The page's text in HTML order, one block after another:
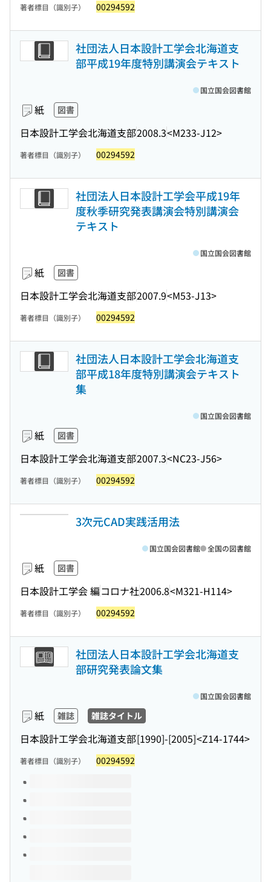
著者標目（識別子） 00294592
社団法人日本設計工学会北海道支
部平成19年度特別講演会テキスト
紙 図書
日本設計工学会北海道支部2008.3<M233-J12>
国立国会図書館
著者標目（識別子） 00294592
社団法人日本設計工学会平成19年
度秋季研究発表講演会特別講演会
テキスト
紙 図書
日本設計工学会北海道支部2007.9<M53-J13>
国立国会図書館
著者標目（識別子） 00294592
社団法人日本設計工学会北海道支
部平成18年度特別講演会テキスト
集
紙 図書
日本設計工学会北海道支部2007.3<NC23-J56>
国立国会図書館
著者標目（識別子） 00294592
3次元CAD実践活用法
紙 図書
日本設計工学会 編コロナ社2006.8<M321-H114>
国立国会図書館 全国の図書館
著者標目（識別子） 00294592
社団法人日本設計工学会北海道支
部研究発表論文集
紙 雑誌 雑誌タイトル
日本設計工学会北海道支部[1990]-[2005]<Z14-1744>
国立国会図書館
著者標目（識別子） 00294592
このタイトルの巻号